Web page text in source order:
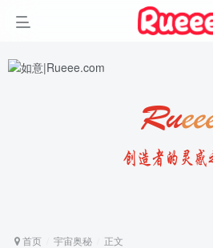
首页 宇宙奥秘 正文